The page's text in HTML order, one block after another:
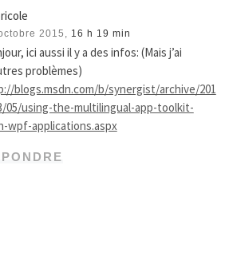
2015, 16 h 19 min
ici aussi il y a des infos: (Mais j’ai
problèmes)
blogs.msdn.com/b/synergist/archive/201
05/using-the-multilingual-app-toolkit-
wpf-applications.aspx